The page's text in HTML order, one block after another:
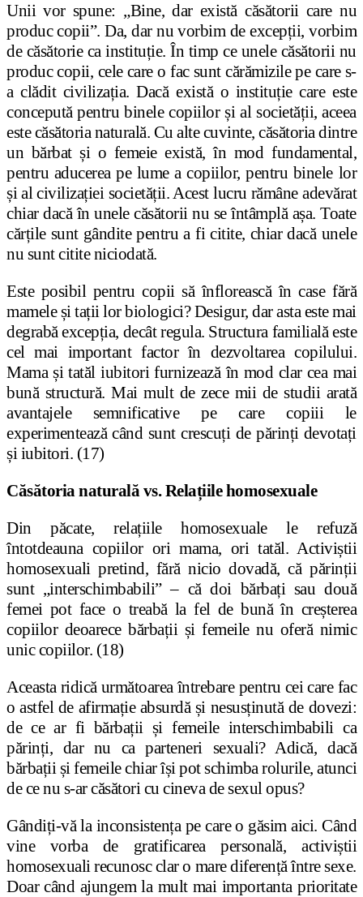
Unii vor spune: „Bine, dar există căsătorii care nu
produc copii”. Da, dar nu vorbim de excepții, vorbim
de căsătorie ca instituție. În timp ce unele căsătorii nu
produc copii, cele care o fac sunt cărămizile pe care s-
a clădit civilizația. Dacă există o instituție care este
concepută pentru binele copiilor și al societății, aceea
este căsătoria naturală. Cu alte cuvinte, căsătoria dintre
un bărbat și o femeie există, în mod fundamental,
pentru aducerea pe lume a copiilor, pentru binele lor
și al civilizației societății. Acest lucru rămâne adevărat
chiar dacă în unele căsătorii nu se întâmplă așa. Toate
cărțile sunt gândite pentru a fi citite, chiar dacă unele
nu sunt citite niciodată.
Este posibil pentru copii să înflorească în case fără
mamele și tații lor biologici? Desigur, dar asta este mai
degrabă excepția, decât regula. Structura familială este
cel mai important factor în dezvoltarea copilului.
Mama și tatăl iubitori furnizează în mod clar cea mai
bună structură. Mai mult de zece mii de studii arată
avantajele semnificative pe care copiii le
experimentează când sunt crescuți de părinți devotați
și iubitori. (17)
Căsătoria naturală vs. Relațiile homosexuale
Din păcate, relațiile homosexuale le refuză
întotdeauna copiilor ori mama, ori tatăl. Activiștii
homosexuali pretind, fără nicio dovadă, că părinții
sunt „interschimbabili” – că doi bărbați sau două
femei pot face o treabă la fel de bună în creșterea
copiilor deoarece bărbații și femeile nu oferă nimic
unic copiilor. (18)
Aceasta ridică următoarea întrebare pentru cei care fac
o astfel de afirmație absurdă și nesusținută de dovezi:
de ce ar fi bărbații și femeile interschimbabili ca
părinți, dar nu ca parteneri sexuali? Adică, dacă
bărbații și femeile chiar își pot schimba rolurile, atunci
de ce nu s-ar căsători cu cineva de sexul opus?
Gândiți-vă la inconsistența pe care o găsim aici. Când
vine vorba de gratificarea personală, activiștii
homosexuali recunosc clar o mare diferență între sexe.
Doar când ajungem la mult mai importanta prioritate